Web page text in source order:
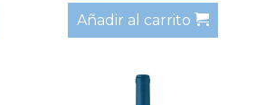
Añadir al carrito